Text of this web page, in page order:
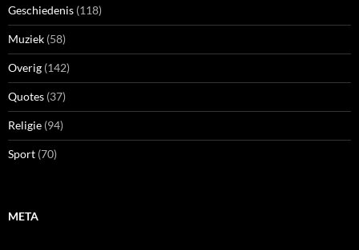
Geschiedenis (118)
Muziek (58)
Overig (142)
Quotes (37)
Religie (94)
Sport (70)
META